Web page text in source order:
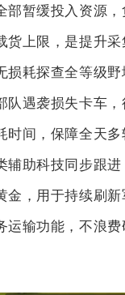
部暂缓投入资源
货上限，是提升采
损耗探查全等级
队遇袭损失卡车
时间，保障全天
辅助科技同步跟
金，用于持续刷
运输功能，不浪